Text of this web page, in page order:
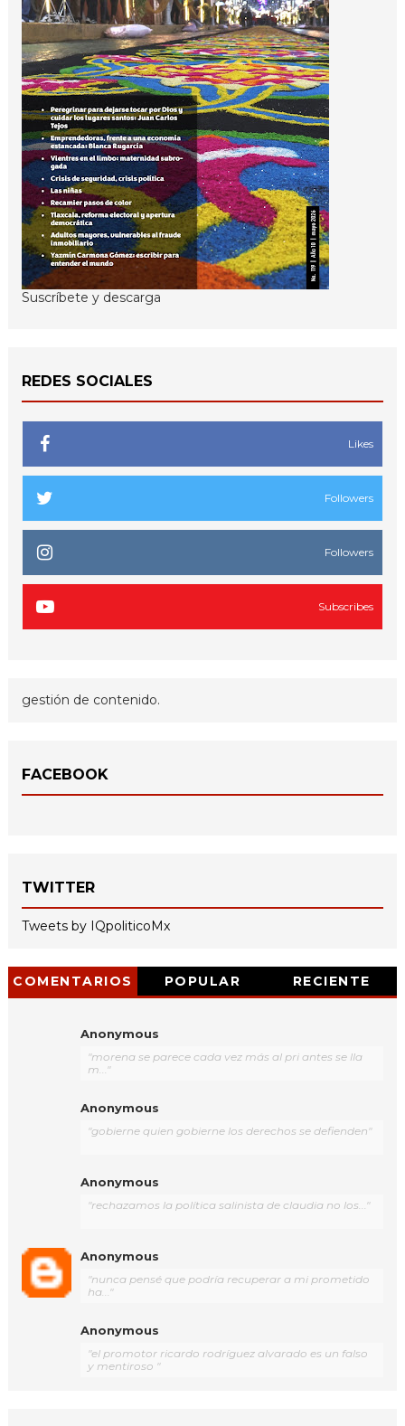
Suscríbete y descarga
REDES SOCIALES
Likes
Followers
Followers
Subscribes
gestión de contenido.
FACEBOOK
TWITTER
Tweets by IQpoliticoMx
COMENTARIOS POPULAR RECIENTE
Anonymous
"morena se parece cada vez más al pri antes se lla
m..."
Anonymous
"gobierne quien gobierne los derechos se defienden"
Anonymous
"rechazamos la política salinista de claudia no los..."
Anonymous
"nunca pensé que podría recuperar a mi prometido
ha..."
Anonymous
"el promotor ricardo rodríguez alvarado es un falso
y mentiroso "